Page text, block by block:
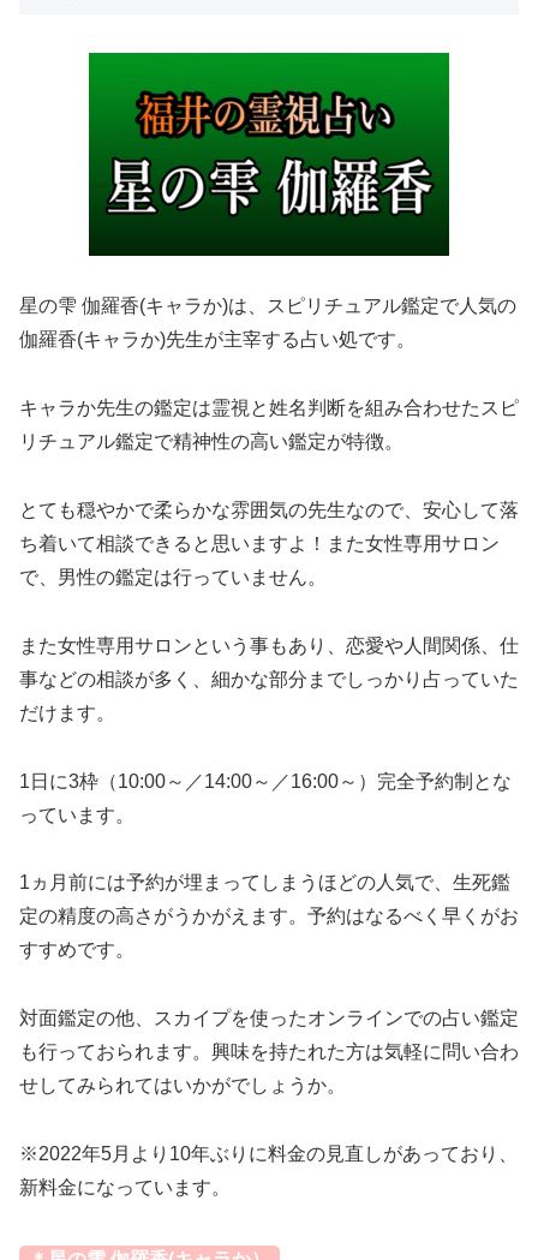
星の雫 伽羅香(キャラか)は、スピリチュアル鑑定で人気の
伽羅香(キャラか)先生が主宰する占い処です。
キャラか先生の鑑定は霊視と姓名判断を組み合わせたスピ
リチュアル鑑定で精神性の高い鑑定が特徴。
とても穏やかで柔らかな雰囲気の先生なので、安心して落
ち着いて相談できると思いますよ！また女性専用サロン
で、男性の鑑定は行っていません。
また女性専用サロンという事もあり、恋愛や人間関係、仕
事などの相談が多く、細かな部分までしっかり占っていた
だけます。
1日に3枠（10:00～／14:00～／16:00～）完全予約制とな
っています。
1ヵ月前には予約が埋まってしまうほどの人気で、生死鑑
定の精度の高さがうかがえます。予約はなるべく早くがお
すすめです。
対面鑑定の他、スカイプを使ったオンラインでの占い鑑定
も行っておられます。興味を持たれた方は気軽に問い合わ
せしてみられてはいかがでしょうか。
※2022年5月より10年ぶりに料金の見直しがあっており、
新料金になっています。